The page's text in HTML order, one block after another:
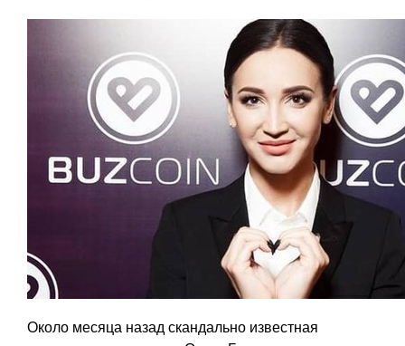
Около месяца назад скандально известная